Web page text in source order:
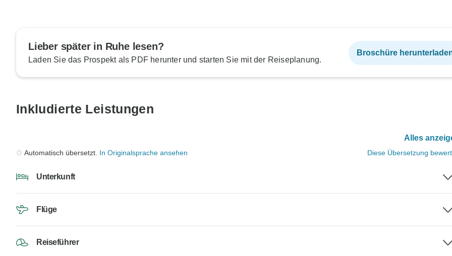
Lieber später in Ruhe lesen?
Laden Sie das Prospekt als PDF herunter und starten Sie mit der Reiseplanung.
Broschüre
Inkludierte Leistungen
Alles
Automatisch übersetzt. In Originalsprache ansehen Diese Übersetzung
Unterkunft
Flüge
Reiseführer